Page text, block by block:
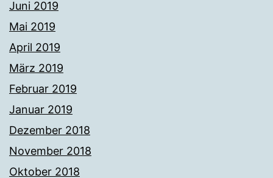
Juni 2019
Mai 2019
April 2019
März 2019
Februar 2019
Januar 2019
Dezember 2018
November 2018
Oktober 2018